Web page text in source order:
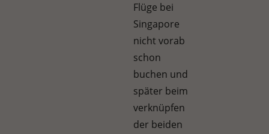
Flüge bei
Singapore
nicht vorab
schon
buchen und
später beim
verknüpfen
der beiden